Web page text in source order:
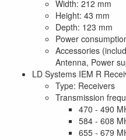
Width: 212 mm
Height: 43 mm
Depth: 123 mm
Power
Accessories
Antenna, Power
LD Systems IEM R
Type: Receivers
Transmission
470 - 490
584 - 608
655 - 679